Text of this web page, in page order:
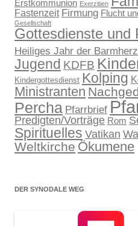
Erstkommunion Exerzitien
Fastenzeit Firmung Flucht
Gesellschaft
Gottesdienste und
Heiliges Jahr der
Jugend KDFB
Kindergottesdienst Kolping
Ministranten
Percha Pfarrbrief
Predigten/Vorträge Rom
Spirituelles Vatikan
Weltkirche Ökumene
DER SYNODALE WEG